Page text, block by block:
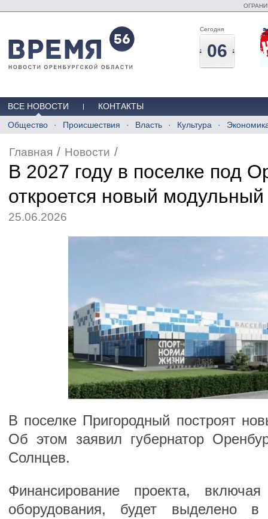
Сегодня
06
ВСЕ НОВОСТИ
КОНТАКТЫ
Общество
Происшествия Власть Культура
Главная / Новости /
В 2027 году в поселке под
откроется новый модульный
25.06.2026
В поселке Пригородный построят
Об этом заявил губернатор
Солнцев.
Финансирование проекта,
оборудования, будет выделено